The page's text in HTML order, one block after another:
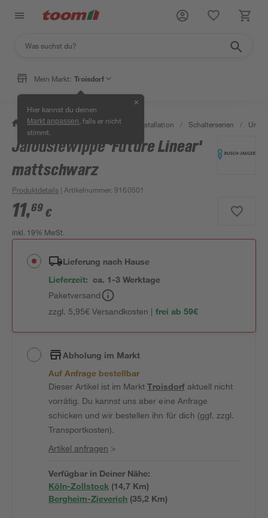
Mein Markt: Troisdorf
Hier kannst du deinen
Markt anpassen , falls er nicht
stimmt.
✕
/ Bauen & Renovieren / Elektroinstallation / Schalterserien /
Jalousiewippe 'Future Linear'
mattschwarz
Produktdetails | Artikelnummer:9160501
11,69 €
inkl. 19% MwSt.
Lieferung nach Hause
Lieferzeit: ca. 1-3 Werktage
Paketversand
zzgl. 5,95€ Versandkosten | frei ab 59€
Abholung im Markt
Auf Anfrage bestellbar
Dieser Artikel ist im MarktTroisdorfaktuell nicht
vorrätig. Du kannst uns aber eine Anfrage
schicken und wir bestellen ihn für dich (ggf. zzgl.
Transportkosten).
Artikel anfragen >
Verfügbar in Deiner Nähe:
Köln-Zollstock (14,7 Km)
Bergheim-Zieverich (35,2 Km)